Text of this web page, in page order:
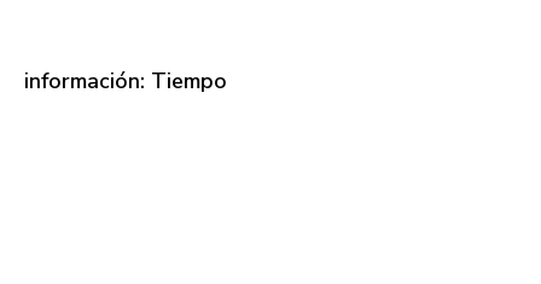
información: Tiempo